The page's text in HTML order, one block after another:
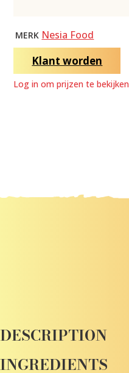
MERK Nesia Food
Klant worden
Log in om prijzen te bekijken
DESCRIPTION
INGREDIENTS